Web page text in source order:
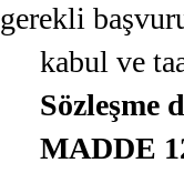
gerekli
kabul ve
Sözleşme
MADDE